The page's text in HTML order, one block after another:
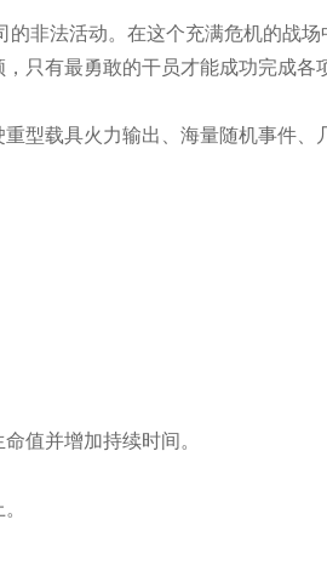
的非法活动。在这个充满危机的战场
只有最勇敢的干员才能成功完成各
型载具火力输出、海量随机事件、
值并增加持续时间。